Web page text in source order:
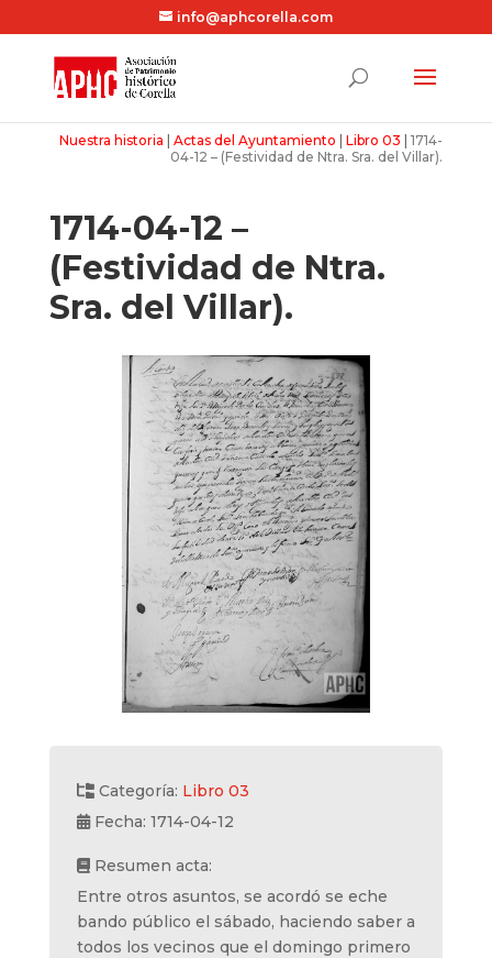
info@aphcorella.com
Nuestra historia |Actas del Ayuntamiento |Libro 03 |1714-
04-12 – (Festividad de Ntra. Sra. del Villar).
1714-04-12 –
(Festividad de Ntra.
Sra. del Villar).
Categoría: Libro 03
Fecha: 1714-04-12
Resumen acta:
Entre otros asuntos, se acordó se eche
bando público el sábado, haciendo saber a
todos los vecinos que el domingo primero